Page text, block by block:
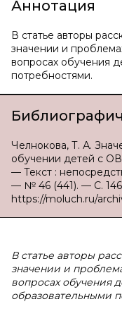
Аннотация
В статье авторы
значении и
вопросах обучения
потребностями.
Челнокова, Т. А.
обучении детей с
— Текст :
— № 46 (441). — С.
https://moluch.ru/
В статье авторы
значении и
вопросах обучения
образовательными